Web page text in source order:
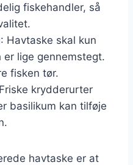
fiskehandler, så
: Havtaske skal kun
lige gennemstegt.
fisken tør.
krydderurter
basilikum kan tilføje
havtaske er at